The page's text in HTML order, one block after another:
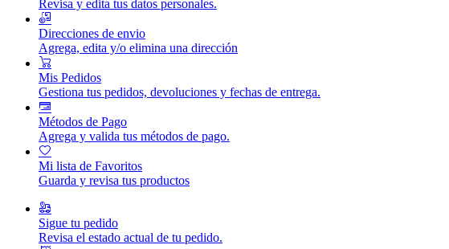
Revisa y edita tus datos personales.
Direcciones de envio
Agrega, edita y/o elimina una dirección
Mis Pedidos
Gestiona tus pedidos, devoluciones y fechas de entrega.
Métodos de Pago
Agrega y valida tus métodos de pago.
Mi lista de Favoritos
Guarda y revisa tus productos
Sigue tu pedido
Revisa el estado actual de tu pedido.